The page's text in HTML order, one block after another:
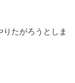
たがろうとしま